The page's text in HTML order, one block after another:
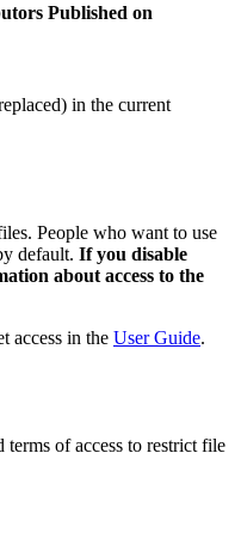
Published on
in the current
People who want to use
default. If you disable
about access to the
access in the User Guide.
terms of access to restrict file